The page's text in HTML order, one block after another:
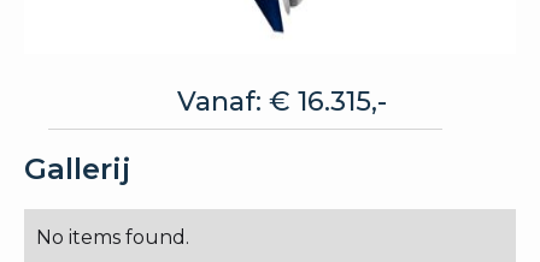
Vanaf: € 16.315,-
Gallerij
No items found.